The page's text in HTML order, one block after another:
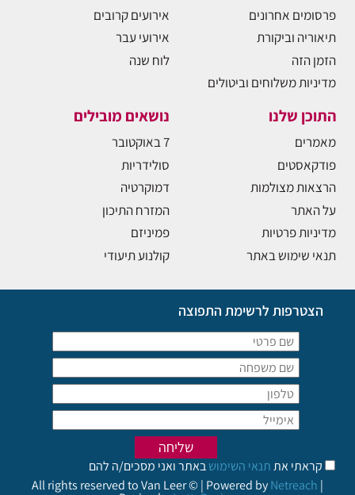
פרסומים אחרונים
תיאוריה וביקורת
הזמן הזה
מדיניות משלוחים וביטולים
אירועים קרובים
אירועי עבר
לוח שנה
התוכן שלנו
מאמרים
פודקאסטים
הרצאות מצולמות
על האתר
מדיניות פרטיות
תנאי שימוש באתר
נושאים מובילים
7 באוקטובר
סולידריות
דמוקרטיה
המזרח התיכון
פמיניזם
קולנוע תיעודי
הצטרפות לרשימת התפוצה
קראתי אתתנאי השימושבאתר ואני מסכים/ה להם
All rights reserved to Van Leer © | Powered byNetreach |